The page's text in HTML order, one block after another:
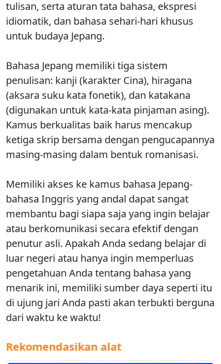
tulisan, serta aturan tata bahasa, ekspresi
idiomatik, dan bahasa sehari-hari khusus
untuk budaya Jepang.
Bahasa Jepang memiliki tiga sistem
penulisan: kanji (karakter Cina), hiragana
(aksara suku kata fonetik), dan katakana
(digunakan untuk kata-kata pinjaman asing).
Kamus berkualitas baik harus mencakup
ketiga skrip bersama dengan pengucapannya
masing-masing dalam bentuk romanisasi.
Memiliki akses ke kamus bahasa Jepang-
bahasa Inggris yang andal dapat sangat
membantu bagi siapa saja yang ingin belajar
atau berkomunikasi secara efektif dengan
penutur asli. Apakah Anda sedang belajar di
luar negeri atau hanya ingin memperluas
pengetahuan Anda tentang bahasa yang
menarik ini, memiliki sumber daya seperti itu
di ujung jari Anda pasti akan terbukti berguna
dari waktu ke waktu!
Rekomendasikan alat